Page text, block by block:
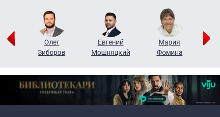
Олег
Зиборов
Евгений
Мошняцкий
Мария
Фомина